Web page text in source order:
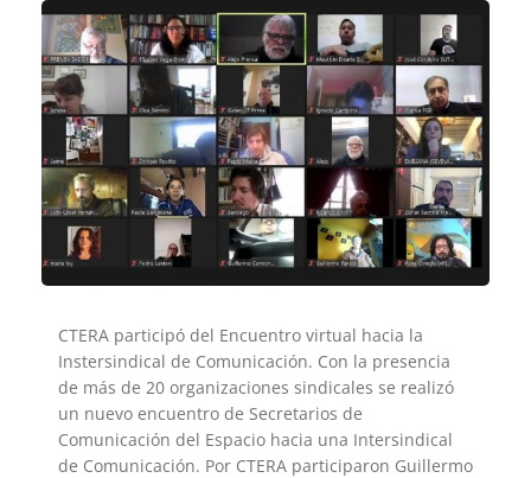
CTERA participó del Encuentro virtual hacia la
Instersindical de Comunicación. Con la presencia
de más de 20 organizaciones sindicales se realizó
un nuevo encuentro de Secretarios de
Comunicación del Espacio hacia una Intersindical
de Comunicación. Por CTERA participaron Guillermo